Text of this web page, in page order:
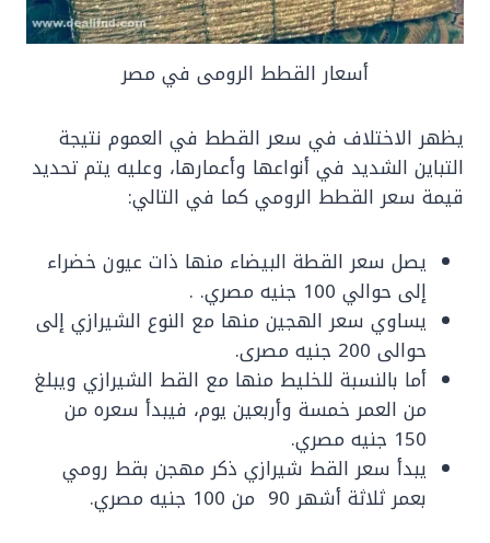
أسعار القطط الرومى في مصر
يظهر الاختلاف في سعر القطط في العموم نتيجة
التباين الشديد في أنواعها وأعمارها، وعليه يتم تحديد
قيمة سعر القطط الرومي كما في التالي:
يصل سعر القطة البيضاء منها ذات عيون خضراء
إلى حوالي 100 جنيه مصري. .
يساوي سعر الهجين منها مع النوع الشيرازي إلى
حوالى 200 جنيه مصرى.
أما بالنسبة للخليط منها مع القط الشيرازي ويبلغ
من العمر خمسة وأربعين يوم، فيبدأ سعره من
150 جنيه مصري.
يبدأ سعر القط شيرازي ذكر مهجن بقط رومي
بعمر ثلاثة أشهر 90 من 100 جنيه مصري.